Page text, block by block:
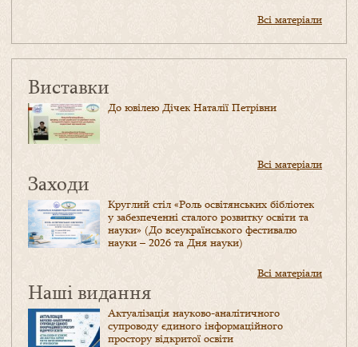
Всі матеріали
Виставки
До ювілею Дічек Наталії Петрівни
Всі матеріали
Заходи
Круглий стіл «Роль освітянських бібліотек
у забезпеченні сталого розвитку освіти та
науки» (До всеукраїнського фестивалю
науки – 2026 та Дня науки)
Всі матеріали
Наші видання
Актуалізація науково-аналітичного
супроводу єдиного інформаційного
простору відкритої освіти